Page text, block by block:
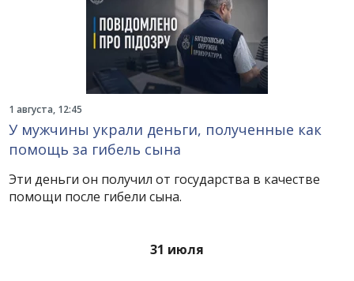
1 августа, 12:45
У мужчины украли деньги, полученные как
помощь за гибель сына
Эти деньги он получил от государства в качестве
помощи после гибели сына.
31 июля